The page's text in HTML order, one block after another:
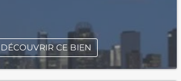
DÉCOUVRIR CE BIEN